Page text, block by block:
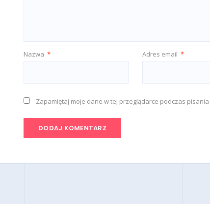
Nazwa * Adres email *
Zapamiętaj moje dane w tej przeglądarce podczas